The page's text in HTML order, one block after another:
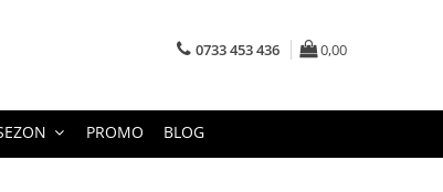
0733 453 436 0,00
PROMO BLOG